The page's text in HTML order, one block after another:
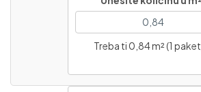
Treba ti 0,84 m² (1